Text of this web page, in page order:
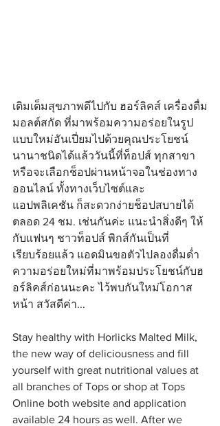
เติมเต็มสุขภาพดีไปกับ ฮอร์ลิคส์ เครื่องดื่ม
มอลต์สกัด ที่มาพร้อมความอร่อยในรูป
แบบใหม่อันเปี่ยมไปด้วยคุณประโยชน์
นานาชนิดได้แล้ววันนี้ที่ท็อปส์ ทุกสาขา
หรือจะเลือกช็อปผ่านหน้าจอในช่องทาง
ออนไลน์ ทั้งทางเว็บไซต์และ
แอปพลิเคชัน ก็สะดวกง่ายช็อปสบายได้
ตลอด 24 ชม. เช่นกันค่ะ แนะนำสิ่งดีๆ ให้
กับแฟนๆ ชาวท็อปส์ พิกส์กันเป็นที่
เรียบร้อยแล้ว แอดมินขอตัวไปลองดื่มด่ำ
ความอร่อยใหม่ที่มาพร้อมประโยชน์กับฮ
อร์ลิคส์ก่อนนะคะ ไว้พบกันใหม่โอกาส
หน้า สวัสดีค่า...
Stay healthy with Horlicks Malted Milk,
the new way of deliciousness and fill
yourself with great nutritional values at
all branches of Tops or shop at Tops
Online both website and application
available 24 hours as well. After we